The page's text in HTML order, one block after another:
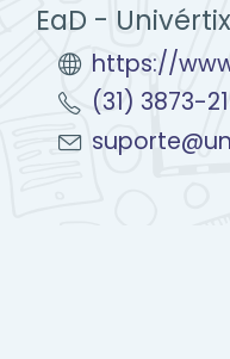
EaD -
https://
(31) 3873-